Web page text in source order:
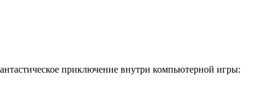
приключение внутри компьютерной игры: